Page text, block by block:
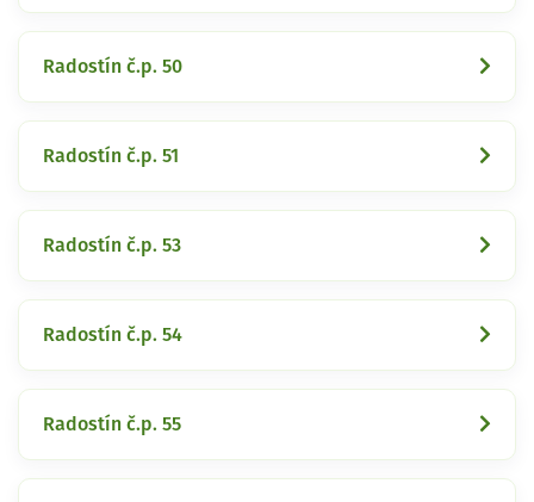
Radostín č.p. 50
Radostín č.p. 51
Radostín č.p. 53
Radostín č.p. 54
Radostín č.p. 55